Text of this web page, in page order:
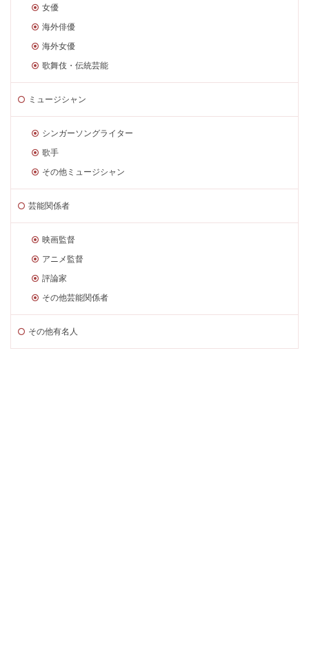
女優
海外俳優
海外女優
歌舞伎・伝統芸能
ミュージシャン
シンガーソングライター
歌手
その他ミュージシャン
芸能関係者
映画監督
アニメ監督
評論家
その他芸能関係者
その他有名人